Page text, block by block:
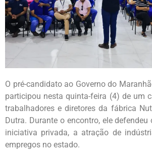
O pré-candidato ao Governo do
participou nesta quinta-feira (4) de um
trabalhadores e diretores da fábrica
Dutra. Durante o encontro, ele
iniciativa privada, a atração de
empregos no estado.